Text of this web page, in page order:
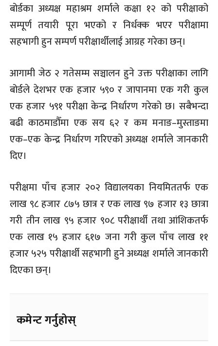
बोर्डका अध्यक्ष महाश्रम शर्माले कक्षा १२ को परीक्षाको
सम्पूर्ण तयारी पूरा भएको र निर्धक्क भएर परीक्षामा
सहभागी हुन सम्पर्ण परीक्षार्थीलाई आग्रह गरेका छन्।
आगामी जेठ २ गतेसम्म सञ्चालन हुने उक्त परीक्षाका लागि
बोर्डले देशभर एक हजार ५९० र जापानमा एक गरी कुल
एक हजार ५९१ परीक्षा केन्द्र निर्धारण गरेको छ। सबैभन्दा
बढी काठमाडौँमा एक सय ६२ र कम मनाङ–मुस्ताङमा
एक–एक केन्द्र निर्धारण गरिएको अध्यक्ष शर्माले जानकारी
दिए।
परीक्षमा पाँच हजार २०२ विद्यालयका नियमिततर्फ एक
लाख ९८ हजार ८७५ छात्र र एक लाख ९७ हजार १३ छात्रा
गरी तीन लाख ९५ हजार ९०८ परीक्षार्थी तथा आंशिकतर्फ
एक लाख १५ हजार ६१७ जना गरी कुल पाँच लाख ११
हजार ५२५ परीक्षार्थी सहभागी हुने अध्यक्ष शर्माले जानकारी
दिएका छन्।
कमेन्ट गर्नुहोस्